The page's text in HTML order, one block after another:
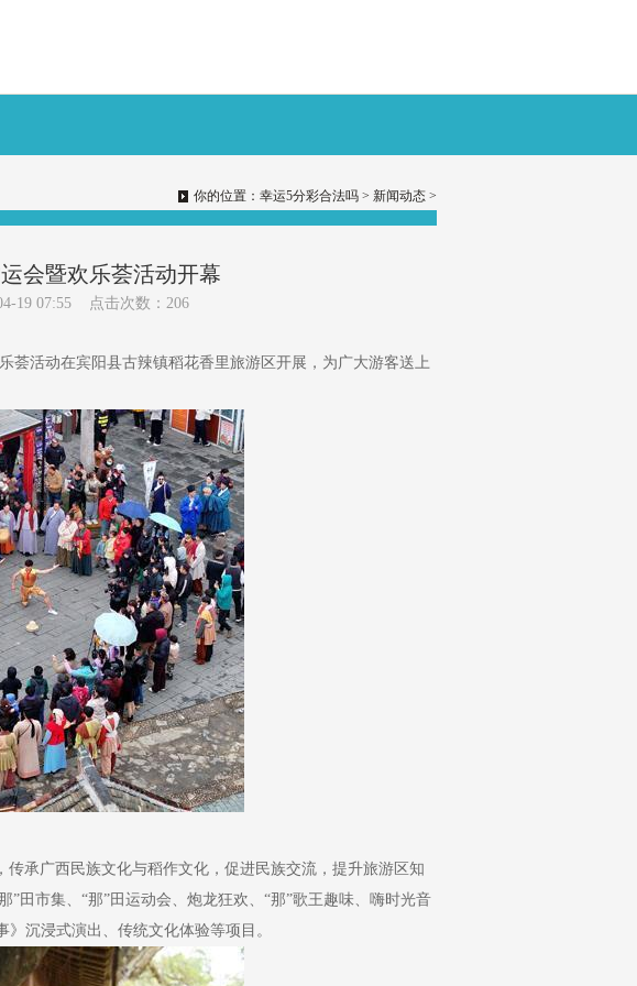
你的位置： 幸运5分彩合法吗 > 新闻动态 >
会暨欢乐荟活动开幕
19 07:55 点击次数：206
荟活动在宾阳县古辣镇稻花香里旅游区开展，为广大游客送上
承广西民族文化与稻作文化，促进民族交流，提升旅游区知
”田市集、“那”田运动会、炮龙狂欢、“那”歌王趣味、嗨时光音
》沉浸式演出、传统文化体验等项目。